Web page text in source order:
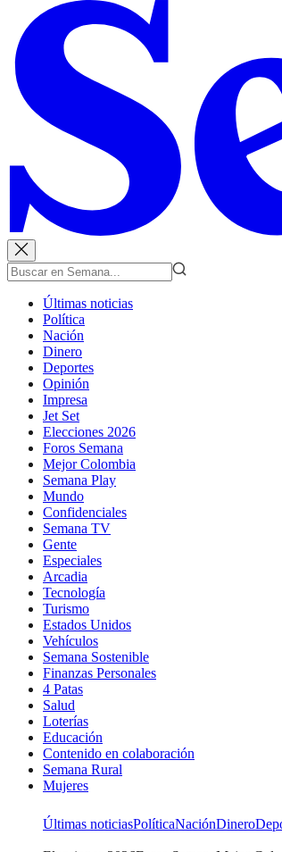
Últimas noticias
Política
Nación
Dinero
Deportes
Opinión
Impresa
Jet Set
Elecciones 2026
Foros Semana
Mejor Colombia
Semana Play
Mundo
Confidenciales
Semana TV
Gente
Especiales
Arcadia
Tecnología
Turismo
Estados Unidos
Vehículos
Semana Sostenible
Finanzas Personales
4 Patas
Salud
Loterías
Educación
Contenido en colaboración
Semana Rural
Mujeres
Últimas noticiasPolíticaNaciónDinero